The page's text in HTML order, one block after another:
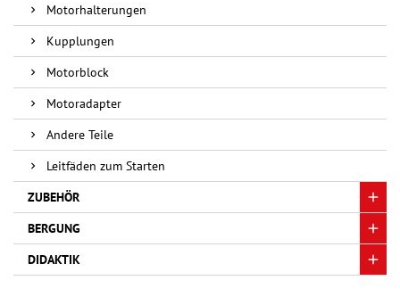
Motorhalterungen
Kupplungen
Motorblock
Motoradapter
Andere Teile
Leitfäden zum Starten
ZUBEHÖR
BERGUNG
DIDAKTIK